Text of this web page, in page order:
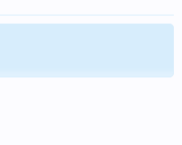
44024 - G7 47231